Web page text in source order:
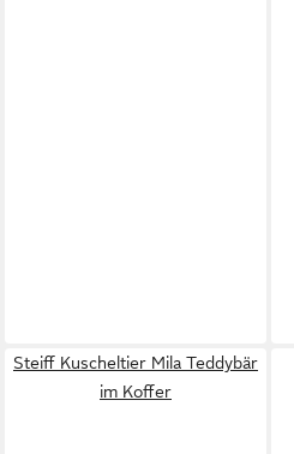
Steiff Kuscheltier Mila Teddybär
im Koffer